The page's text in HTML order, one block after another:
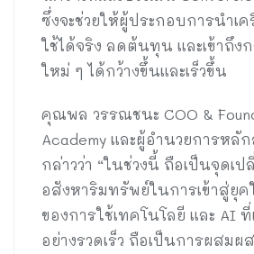
ซึ่งจะช่วยให้ผู้ประกอบการนำเค
ใช้ได้จริง ลดต้นทุน และเข้าถึง
ใหม่ ๆ ได้กว้างขึ้นและเร็วขึ้น
คุณพล วรรณชนะ COO &
Academy และผู้อำนวยการหลั
กล่าวว่า “ในช่วงนี้ ถือเป็นจุดเป
อสังหาริมทรัพย์ในการเข้าสู่ยุค
ของการใช้เทคโนโลยี และ AI
อย่างรวดเร็ว ถือเป็นการผสมผ